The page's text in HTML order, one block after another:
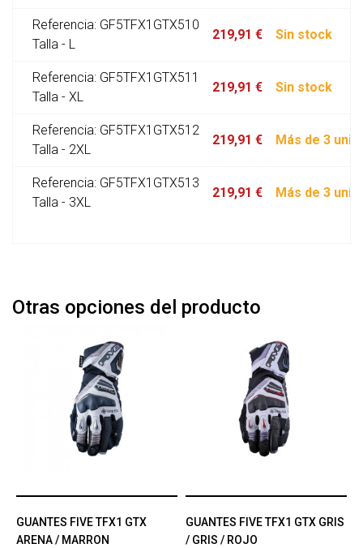
Referencia: GF5TFX1GTX510
Talla - L
219,91 € Sin stock
Referencia: GF5TFX1GTX511
Talla - XL
219,91 € Sin stock
Referencia: GF5TFX1GTX512
Talla - 2XL
219,91 € Más de 3
Referencia: GF5TFX1GTX513
Talla - 3XL
219,91 € Más de 3
Otras opciones del producto
GUANTES FIVE TFX1 GTX
ARENA / MARRON
GUANTES FIVE TFX1 GTX GRIS
/ GRIS / ROJO